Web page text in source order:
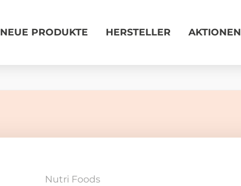
NEUE PRODUKTE HERSTELLER AKTIONEN
Nutri Foods